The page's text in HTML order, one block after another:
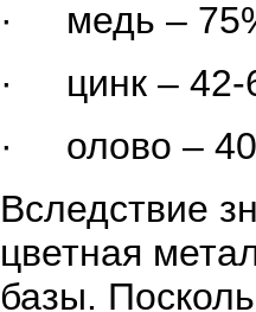
· медь –
· цинк – 42-
· олово –
Вследствие
цветная
базы.